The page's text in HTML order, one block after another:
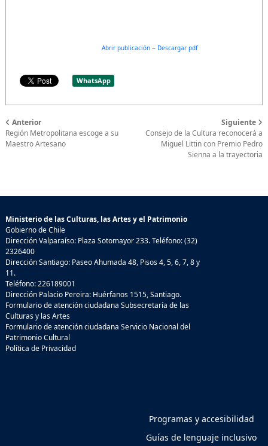
Abrir publicación – Descargar pdf
WhatsApp
Anterior
Región Metropolitana escoge a su
Maestro Artesano
Siguiente
Consejo de la Cultura reconocerá a
Miguel Littin con Premio Pedro
Sienna a la trayectoria
Ministerio de las Culturas, las Artes y el Patrimonio
Gobierno de Chile
Dirección Valparaíso: Plaza Sotomayor 233. Teléfono: (32)
2326400
Dirección Santiago: Paseo Ahumada 48, Pisos 4, 5, 6, 7, 8 y
11.
Teléfono: 226189001
Dirección Palacio Pereira: Huérfanos 1515, Santiago.
Formulario de atención ciudadana Subsecretaría de las
Culturas y las Artes
Formulario de atención ciudadana Servicio Nacional del
Patrimonio Cultural
Política de Privacidad
Programas y accesibilidad
Guías de lenguaje inclusivo